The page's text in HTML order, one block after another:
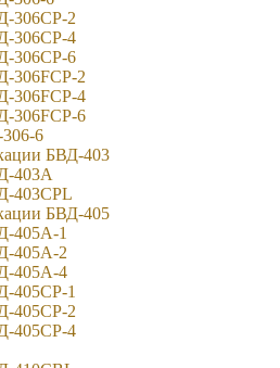
306CP-2
306CP-4
306CP-6
306FCP-2
306FCP-4
306FCP-6
6
БВД-403
403A
403CPL
БВД-405
405А-1
405А-2
405А-4
405CP-1
405CP-2
405CP-4